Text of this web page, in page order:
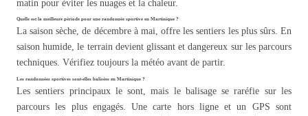
matin pour éviter les nuages et la chaleur.
Quelle est la meilleure période pour une randonnée sportive en Martinique ?
La saison sèche, de décembre à mai, offre les sentiers les plus sûrs. En
saison humide, le terrain devient glissant et dangereux sur les parcours
techniques. Vérifiez toujours la météo avant de partir.
Les randonnées sportives sont-elles balisées en Martinique ?
Les sentiers principaux le sont, mais le balisage se raréfie sur les
parcours les plus engagés. Une carte hors ligne et un GPS sont